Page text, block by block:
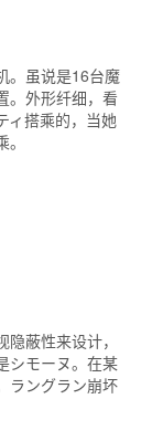
。虽说是16台魔
。外形纤细，看
ィ搭乘的，当她
蔽性来设计，
シモーヌ。在某
ラングラン崩坏